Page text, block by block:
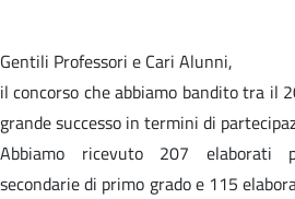
Gentili Professori e Cari Alunni,
il concorso che abbiamo bandito tra il
grande successo in termini di
Abbiamo ricevuto 207 elaborati
secondarie di primo grado e 115